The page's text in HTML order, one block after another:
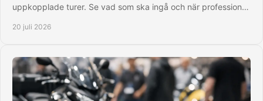
uppkopplade turer. Se vad som ska ingå och när professionell
20 juli 2026